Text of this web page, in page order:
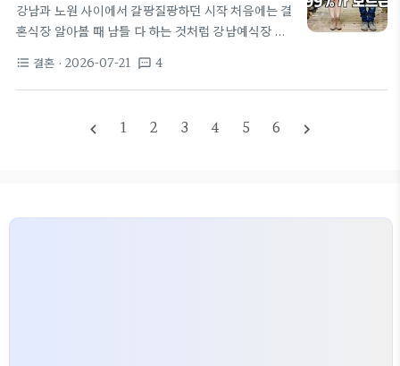
이후 결혼까지 골인하는 기간은 평균 15.7개월 내외
로 나타나는데, 이는 역설적으로 우리가 그만큼의 시
간을 투자할 가치가 있는 상대를 찾고 있다는 방증이
강남과 노원 사이에서 갈팡질팡하던 시작 처음에는 결
혼식장 알아볼 때 남들 다 하는 것처럼 강남예식장 리
스웨딩이나 어두운 호텔풍 홀들이 다 강남 쪽에 몰려
있으니까 당연히 그래야 하는 줄 알았다. 그런데 양가
다. 우리 쪽은 의정부랑 도봉구 쪽에 친척들이 많고,
인 노원웨딩홀 쪽이었다. 서울예식장 중에서 강북권
format_list_bulleted 결혼 · 2026-07-21 textsms 4
navigate_before 1 2 3 4 5 6 navigate_next